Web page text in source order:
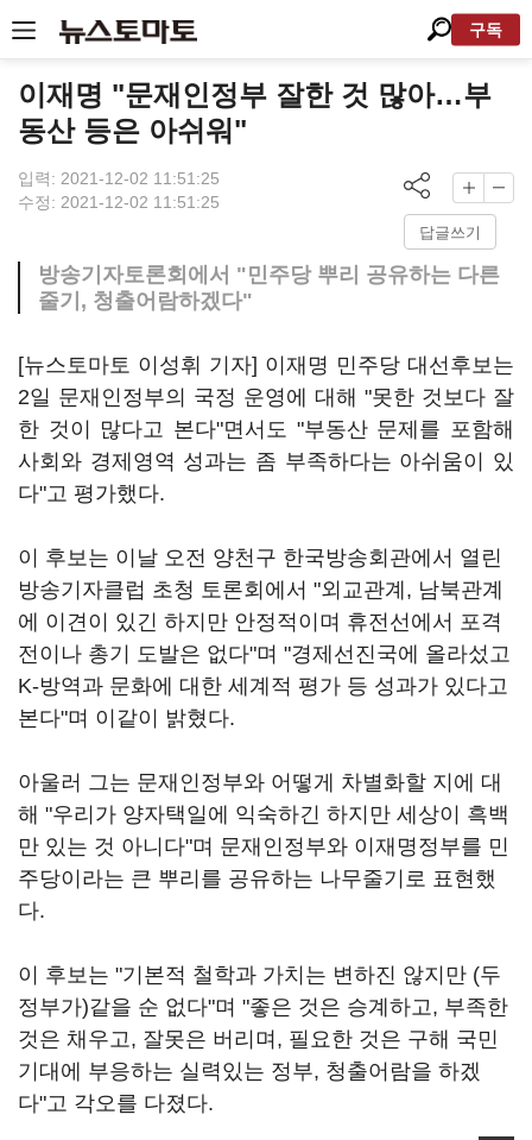
구독
이재명 "문재인정부 잘한 것 많아…부
동산 등은 아쉬워"
입력: 2021-12-02 11:51:25
수정: 2021-12-02 11:51:25
답글쓰기
방송기자토론회에서 "민주당 뿌리 공유하는 다른
줄기, 청출어람하겠다"
[뉴스토마토 이성휘 기자] 이재명 민주당 대선후보는
2일 문재인정부의 국정 운영에 대해 "못한 것보다 잘
한 것이 많다고 본다"면서도 "부동산 문제를 포함해
사회와 경제영역 성과는 좀 부족하다는 아쉬움이 있
다"고 평가했다.
이 후보는 이날 오전 양천구 한국방송회관에서 열린
방송기자클럽 초청 토론회에서 "외교관계, 남북관계
에 이견이 있긴 하지만 안정적이며 휴전선에서 포격
전이나 총기 도발은 없다"며 "경제선진국에 올라섰고
K-방역과 문화에 대한 세계적 평가 등 성과가 있다고
본다"며 이같이 밝혔다.
아울러 그는 문재인정부와 어떻게 차별화할 지에 대
해 "우리가 양자택일에 익숙하긴 하지만 세상이 흑백
만 있는 것 아니다"며 문재인정부와 이재명정부를 민
주당이라는 큰 뿌리를 공유하는 나무줄기로 표현했
다.
이 후보는 "기본적 철학과 가치는 변하진 않지만 (두
정부가)같을 순 없다"며 "좋은 것은 승계하고, 부족한
것은 채우고, 잘못은 버리며, 필요한 것은 구해 국민
기대에 부응하는 실력있는 정부, 청출어람을 하겠
다"고 각오를 다졌다.